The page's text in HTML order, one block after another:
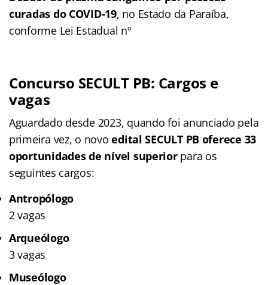
curadas do COVID-19, no Estado da Paraíba,
conforme Lei Estadual nº
Concurso SECULT PB: Cargos e
vagas
Aguardado desde 2023, quando foi anunciado pela
primeira vez, o novoedital SECULT PB oferece 33
oportunidades de nível superior para os
seguintes cargos:
Antropólogo
2 vagas
Arqueólogo
3 vagas
Museólogo